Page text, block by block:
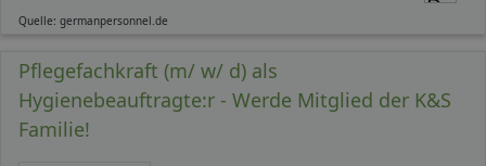
Quelle: germanpersonnel.de
Pflegefachkraft (m/ w/ d) als
Hygienebeauftragte:r - Werde Mitglied der K&S
Familie!